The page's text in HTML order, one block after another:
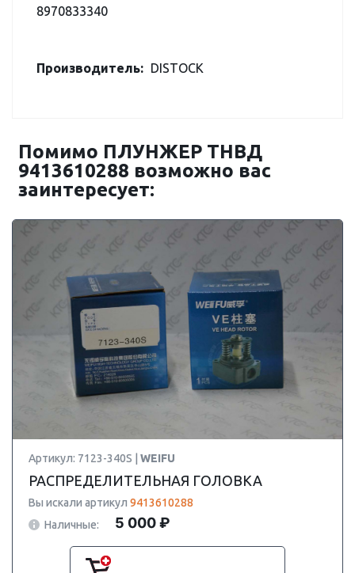
8970833340
Производитель: DISTOCK
Помимо ПЛУНЖЕР ТНВД
9413610288 возможно вас
заинтересует:
Артикул: 7123-340S | WEIFU
РАСПРЕДЕЛИТЕЛЬНАЯ ГОЛОВКА
Вы искали артикул 9413610288
Наличные:
5 000 ₽